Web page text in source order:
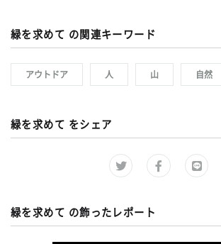
緑を求めて の関連キーワード
アウトドア 人 山 自然
緑を求めて をシェア
緑を求めて の飾ったレポート